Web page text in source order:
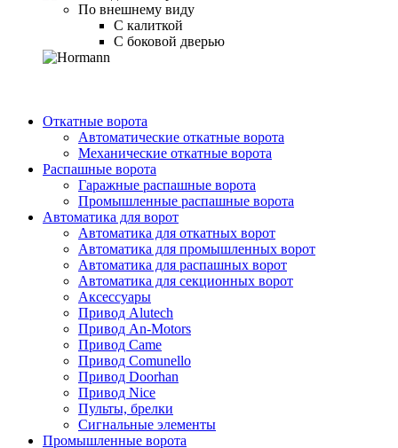
По внешнему виду
С калиткой
С боковой дверью
Откатные ворота
Автоматические откатные ворота
Механические откатные ворота
Распашные ворота
Гаражные распашные ворота
Промышленные распашные ворота
Автоматика для ворот
Автоматика для откатных ворот
Автоматика для промышленных ворот
Автоматика для распашных ворот
Автоматика для секционных ворот
Аксессуары
Привод Alutech
Привод An-Motors
Привод Came
Привод Comunello
Привод Doorhan
Привод Nice
Пульты, брелки
Сигнальные элементы
Промышленные ворота